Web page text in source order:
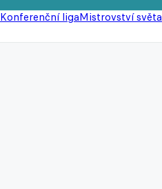
Konferenční ligaMistrovství světa